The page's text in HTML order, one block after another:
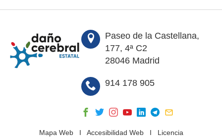
Paseo de la Castellana,
177, 4ª C2
28046 Madrid
914 178 905
Mapa WebI Accesibilidad WebI Licencia